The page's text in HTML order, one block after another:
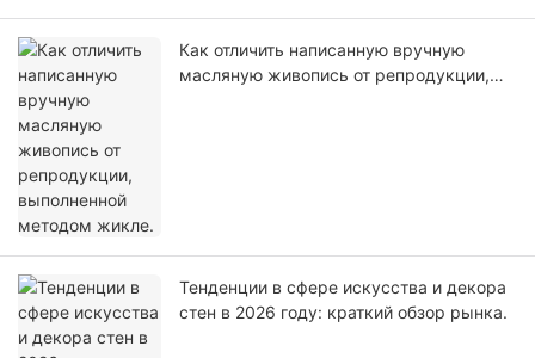
Как отличить написанную вручную
масляную живопись от репродукции,
Тенденции в сфере искусства и декора
стен в 2026 году: краткий обзор рынка.